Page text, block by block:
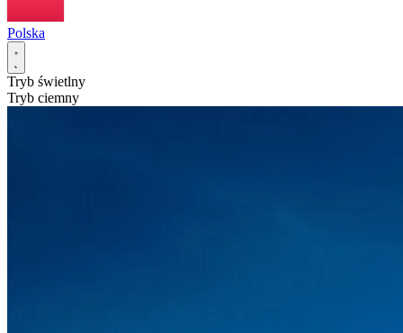
Polska
Tryb świetlny
Tryb ciemny